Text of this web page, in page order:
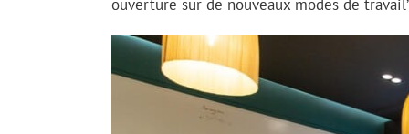
ouverture sur de nouveaux modes de